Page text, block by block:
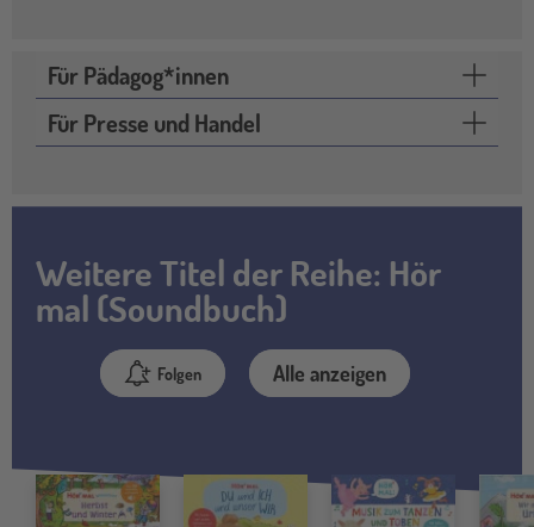
Für Pädagog*innen
Für Presse und Handel
Weitere Titel der Reihe: Hör
mal (Soundbuch)
Folgen Alle anzeigen